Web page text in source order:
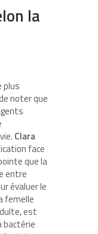
la
plus
noter que
Clara
face
que la
entre
évaluer le
femelle
est
bactérie